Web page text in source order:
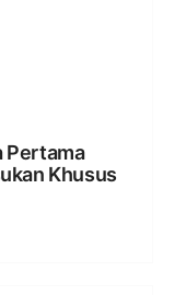
Pertama
Khusus